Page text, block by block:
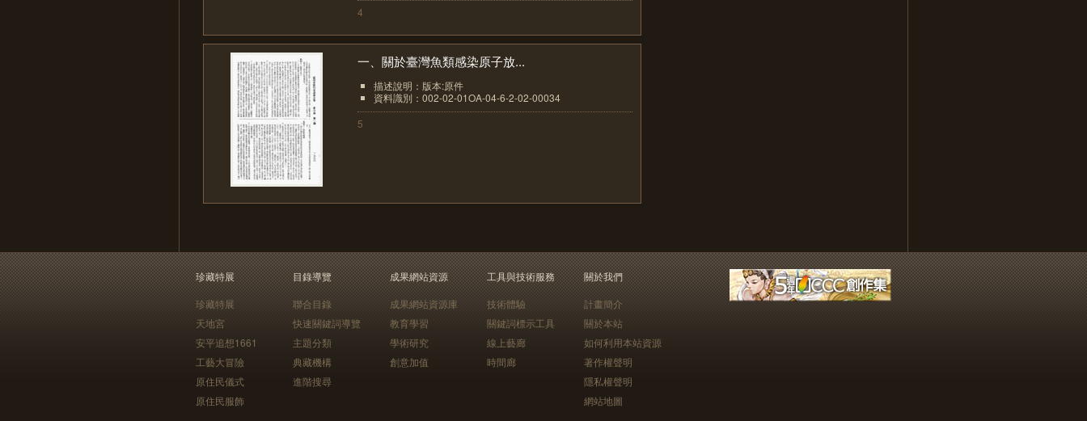
4
一、關於臺灣魚類感染原子放...
描述說明：版本:原件
資料識別：002-02-01OA-04-6-2-02-00034
5
珍藏特展
珍藏特展
天地宮
安平追想1661
工藝大冒險
原住民儀式
原住民服飾
目錄導覽
聯合目錄
快速關鍵詞導覽
主題分類
典藏機構
進階搜尋
成果網站資源
成果網站資源庫
教育學習
學術研究
創意加值
工具與技術服務
技術體驗
關鍵詞標示工具
線上藝廊
時間廊
關於我們
計畫簡介
關於本站
如何利用本站資源
著作權聲明
隱私權聲明
網站地圖